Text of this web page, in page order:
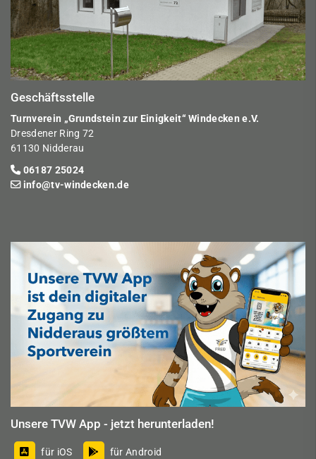
Geschäftsstelle
Turnverein „Grundstein zur Einigkeit“ Windecken e.V.
Dresdener Ring 72
61130 Nidderau
06187 25024
info@tv-windecken.de
Unsere TVW App - jetzt herunterladen!
für iOS für Android